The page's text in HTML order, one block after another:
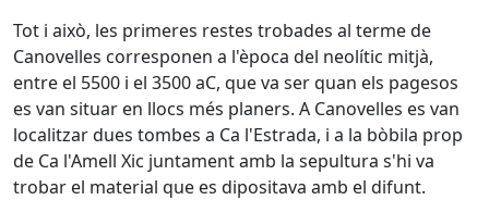
Tot i això, les primeres restes trobades al terme de
Canovelles corresponen a l'època del neolític mitjà,
entre el 5500 i el 3500 aC, que va ser quan els pagesos
es van situar en llocs més planers. A Canovelles es van
localitzar dues tombes a Ca l'Estrada, i a la bòbila prop
de Ca l'Amell Xic juntament amb la sepultura s'hi va
trobar el material que es dipositava amb el difunt.